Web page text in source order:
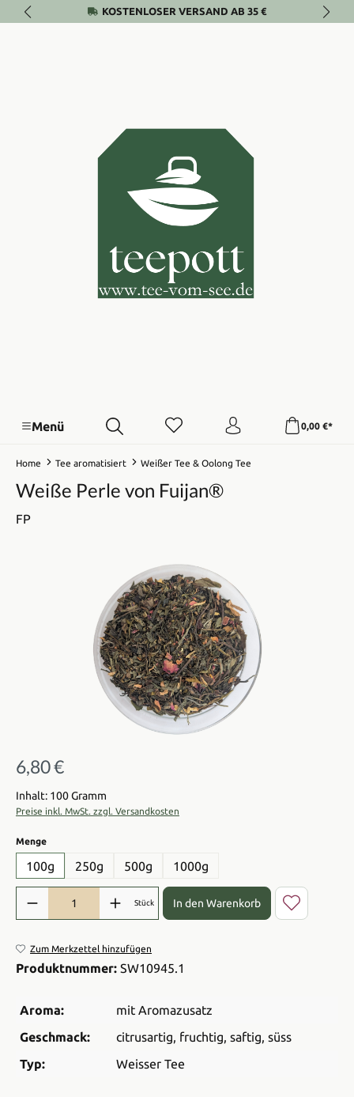
Zum Hauptinhalt springenKOSTENLOSER VERSAND AB 35 €
Menü 0,00 €*
Home Tee aromatisiert Weißer Tee & Oolong Tee
Weiße Perle von Fuijan®
FP
Bildergalerie überspringen
Regulärer Preis:
6,80 €
Inhalt: 100 Gramm
Preise inkl. MwSt. zzgl. Versandkosten
Mengeauswählen
100g 250g 500g 1000g
Produkt Anzahl: Gib den gewünschten Wert ein oder benutze die
Stück In den Warenkorb
Zum Merkzettel hinzufügen
Produktnummer: SW10945.1
Aroma:
mit Aromazusatz
Geschmack:
citrusartig, fruchtig, saftig, süss
Typ:
Weisser Tee